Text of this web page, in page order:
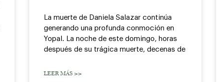
La muerte de Daniela Salazar continúa
generando una profunda conmoción en
Yopal. La noche de este domingo, horas
después de su trágica muerte, decenas de
LEER MÁS >>